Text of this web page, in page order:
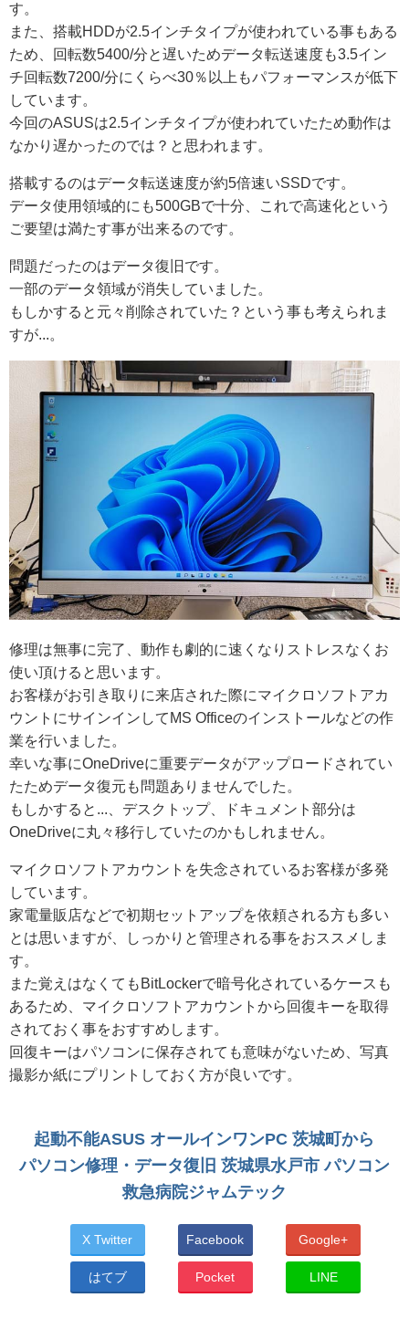
す。
また、搭載HDDが2.5インチタイプが使われている事もある
ため、回転数5400/分と遅いためデータ転送速度も3.5イン
チ回転数7200/分にくらべ30％以上もパフォーマンスが低下
しています。
今回のASUSは2.5インチタイプが使われていたため動作は
なかり遅かったのでは？と思われます。
搭載するのはデータ転送速度が約5倍速いSSDです。
データ使用領域的にも500GBで十分、これで高速化という
ご要望は満たす事が出来るのです。
問題だったのはデータ復旧です。
一部のデータ領域が消失していました。
もしかすると元々削除されていた？という事も考えられま
すが...。
修理は無事に完了、動作も劇的に速くなりストレスなくお
使い頂けると思います。
お客様がお引き取りに来店された際にマイクロソフトアカ
ウントにサインインしてMS Officeのインストールなどの作
業を行いました。
幸いな事にOneDriveに重要データがアップロードされてい
たためデータ復元も問題ありませんでした。
もしかすると...、デスクトップ、ドキュメント部分は
OneDriveに丸々移行していたのかもしれません。
マイクロソフトアカウントを失念されているお客様が多発
しています。
家電量販店などで初期セットアップを依頼される方も多い
とは思いますが、しっかりと管理される事をおススメしま
す。
また覚えはなくてもBitLockerで暗号化されているケースも
あるため、マイクロソフトアカウントから回復キーを取得
されておく事をおすすめします。
回復キーはパソコンに保存されても意味がないため、写真
撮影か紙にプリントしておく方が良いです。
起動不能ASUS オールインワンPC 茨城町から
パソコン修理・データ復旧 茨城県水戸市 パソコン
救急病院ジャムテック
X Twitter Facebook Google+
はてブ Pocket LINE